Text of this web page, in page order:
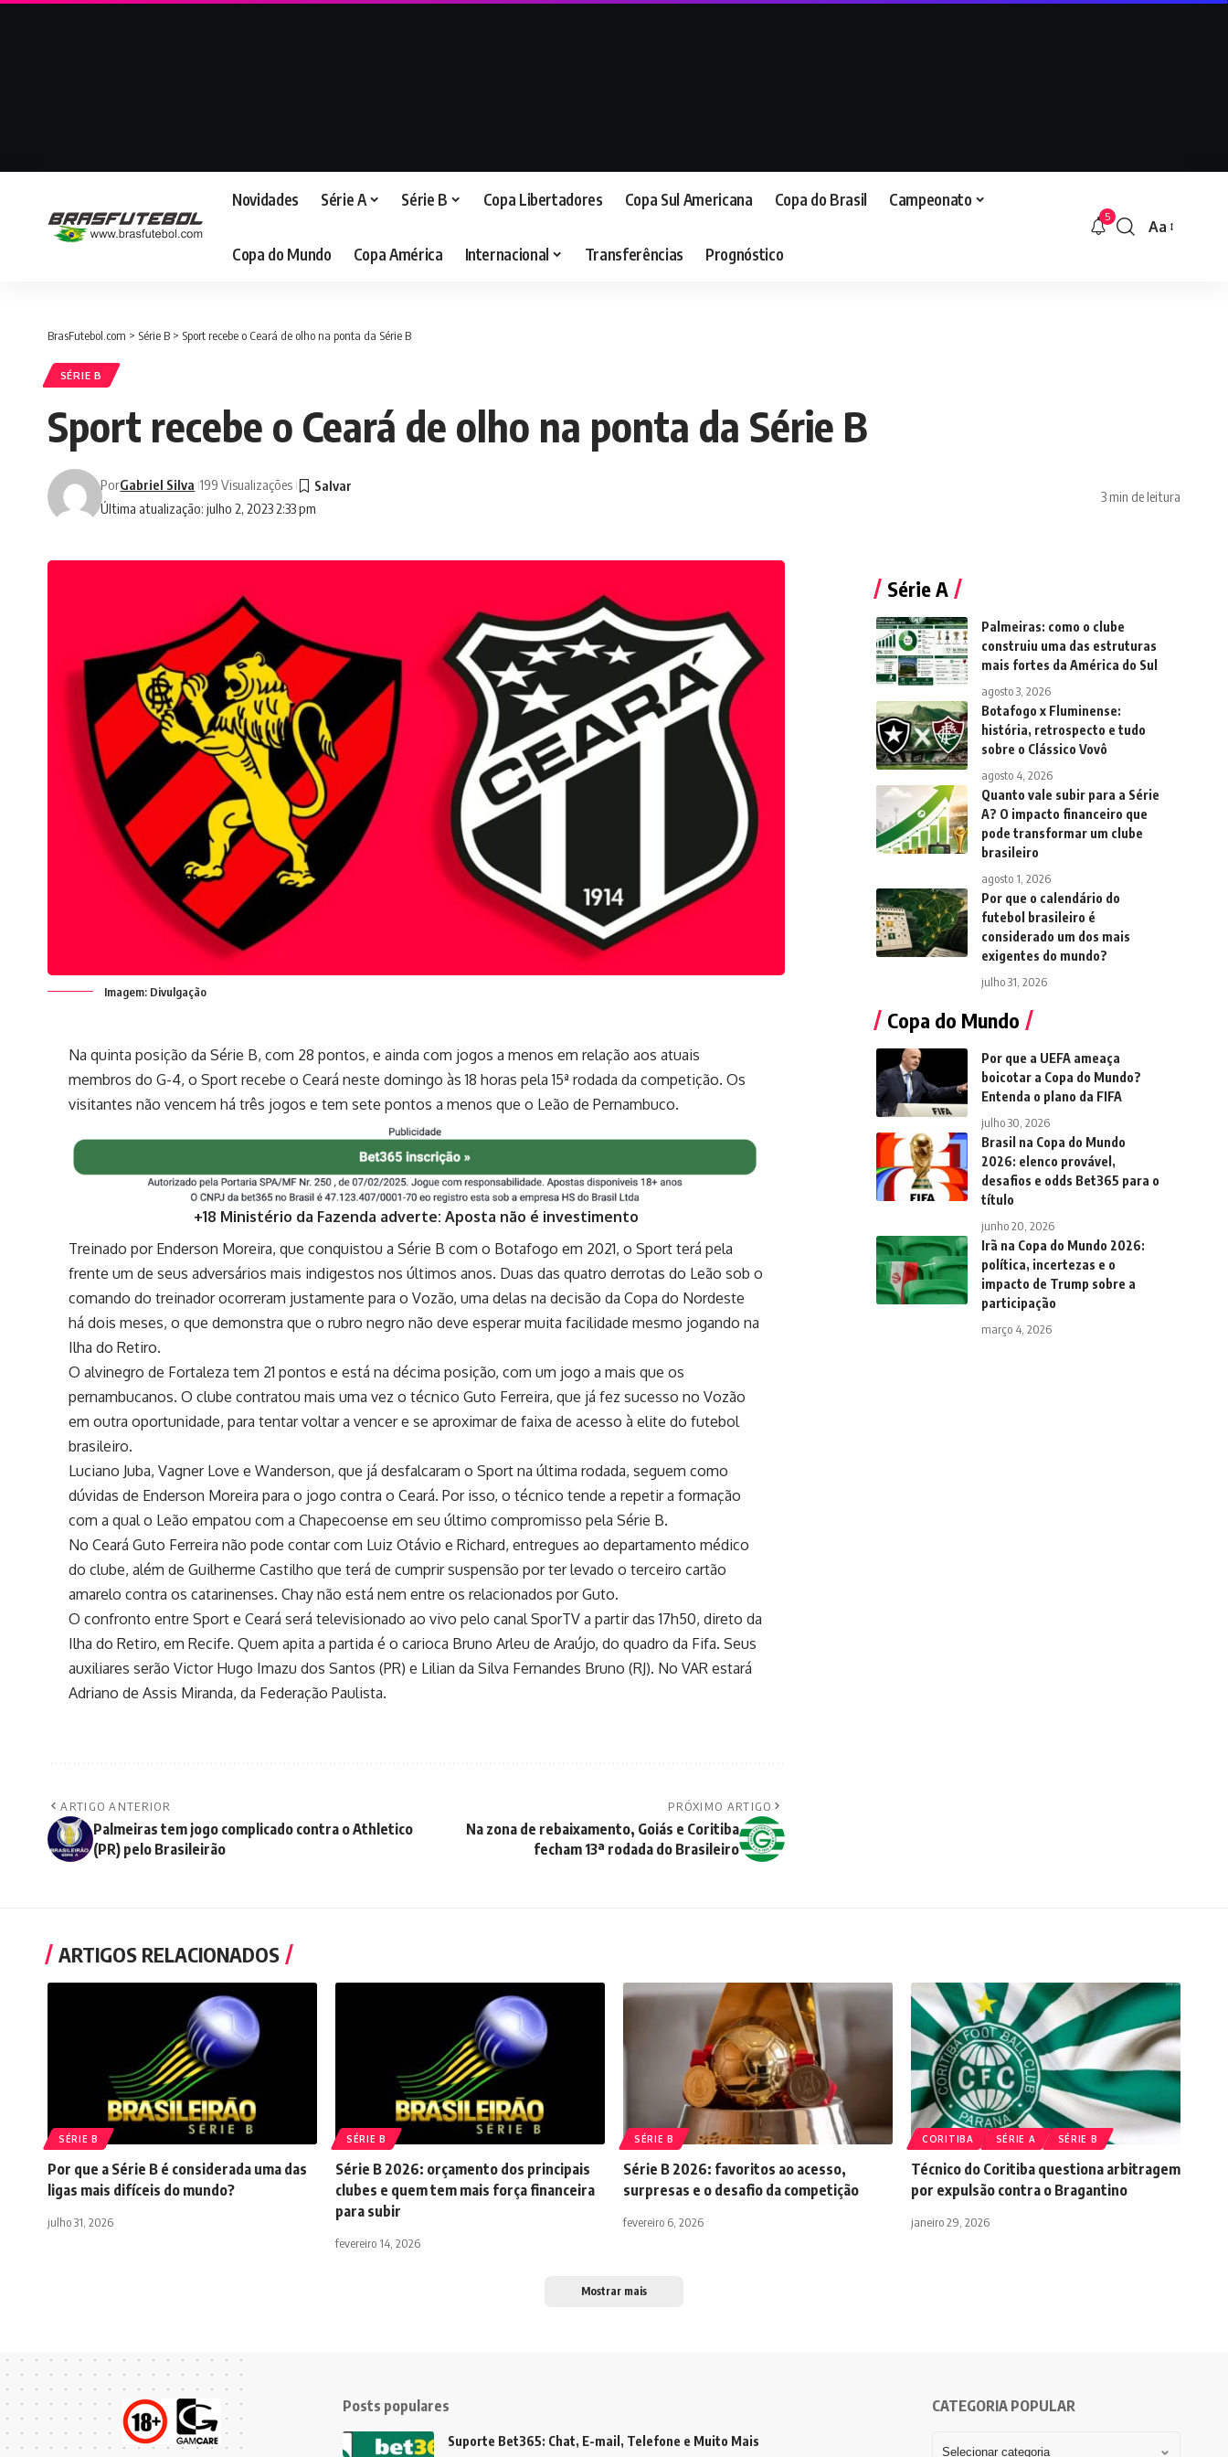
Novidades Série A Série B Copa Libertadores Copa Sul Americana Copa do Brasil Campeonato
Copa do Mundo Copa América Internacional Transferências Prognóstico
5
Aa
BrasFutebol.com > Série B > Sport recebe o Ceará de olho na ponta da Série B
SÉRIE B
Sport recebe o Ceará de olho na ponta da Série B
Última atualização: julho 2, 2023 2:33 pm
PorGabriel Silva 199 Visualizações
3 min de leitura
Imagem: Divulgação
Na quinta posição da Série B, com 28 pontos, e ainda com jogos a menos em relação aos atuais
membros do G-4, o Sport recebe o Ceará neste domingo às 18 horas pela 15ª rodada da competição. Os
visitantes não vencem há três jogos e tem sete pontos a menos que o Leão de Pernambuco.
+18 Ministério da Fazenda adverte: Aposta não é investimento
Treinado por Enderson Moreira, que conquistou a Série B com o Botafogo em 2021, o Sport terá pela
frente um de seus adversários mais indigestos nos últimos anos. Duas das quatro derrotas do Leão sob o
comando do treinador ocorreram justamente para o Vozão, uma delas na decisão da Copa do Nordeste
há dois meses, o que demonstra que o rubro negro não deve esperar muita facilidade mesmo jogando na
Ilha do Retiro.
O alvinegro de Fortaleza tem 21 pontos e está na décima posição, com um jogo a mais que os
pernambucanos. O clube contratou mais uma vez o técnico Guto Ferreira, que já fez sucesso no Vozão
em outra oportunidade, para tentar voltar a vencer e se aproximar de faixa de acesso à elite do futebol
brasileiro.
Luciano Juba, Vagner Love e Wanderson, que já desfalcaram o Sport na última rodada, seguem como
dúvidas de Enderson Moreira para o jogo contra o Ceará. Por isso, o técnico tende a repetir a formação
com a qual o Leão empatou com a Chapecoense em seu último compromisso pela Série B.
No Ceará Guto Ferreira não pode contar com Luiz Otávio e Richard, entregues ao departamento médico
do clube, além de Guilherme Castilho que terá de cumprir suspensão por ter levado o terceiro cartão
amarelo contra os catarinenses. Chay não está nem entre os relacionados por Guto.
O confronto entre Sport e Ceará será televisionado ao vivo pelo canal SporTV a partir das 17h50, direto da
Ilha do Retiro, em Recife. Quem apita a partida é o carioca Bruno Arleu de Araújo, do quadro da Fifa. Seus
auxiliares serão Victor Hugo Imazu dos Santos (PR) e Lilian da Silva Fernandes Bruno (RJ). No VAR estará
Adriano de Assis Miranda, da Federação Paulista.
ARTIGO ANTERIOR
Palmeiras tem jogo complicado contra o Athletico
(PR) pelo Brasileirão
PRÓXIMO ARTIGO
Na zona de rebaixamento, Goiás e Coritiba
fecham 13ª rodada do Brasileiro
Série A
Palmeiras: como o clube
construiu uma das estruturas
mais fortes da América do Sul
agosto 3, 2026
Botafogo x Fluminense:
história, retrospecto e tudo
sobre o Clássico Vovô
agosto 4, 2026
Quanto vale subir para a Série
A? O impacto financeiro que
pode transformar um clube
brasileiro
agosto 1, 2026
Por que o calendário do
futebol brasileiro é
considerado um dos mais
exigentes do mundo?
julho 31, 2026
Copa do Mundo
Por que a UEFA ameaça
boicotar a Copa do Mundo?
Entenda o plano da FIFA
julho 30, 2026
Brasil na Copa do Mundo
2026: elenco provável,
desafios e odds Bet365 para o
título
junho 20, 2026
Irã na Copa do Mundo 2026:
política, incertezas e o
impacto de Trump sobre a
participação
março 4, 2026
ARTIGOS RELACIONADOS
SÉRIE B
Por que a Série B é considerada uma das
ligas mais difíceis do mundo?
julho 31, 2026
SÉRIE B
Série B 2026: orçamento dos principais
clubes e quem tem mais força financeira
para subir
fevereiro 14, 2026
SÉRIE B
Série B 2026: favoritos ao acesso,
surpresas e o desafio da competição
fevereiro 6, 2026
CORITIBA SÉRIE A SÉRIE B
Técnico do Coritiba questiona arbitragem
por expulsão contra o Bragantino
janeiro 29, 2026
Mostrar mais
Posts populares
Suporte Bet365: Chat, E-mail, Telefone e Muito Mais
CATEGORIA POPULAR